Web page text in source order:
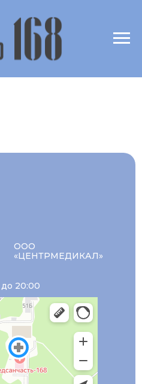
20:00
ООО
«ЦЕНТРМЕДИКАЛ»